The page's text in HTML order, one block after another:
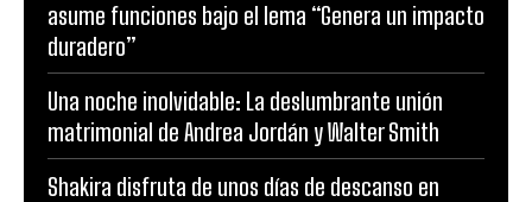
asume funciones bajo el lema “Genera un impacto
duradero”
Una noche inolvidable: La deslumbrante unión
matrimonial de Andrea Jordán y Walter Smith
Shakira disfruta de unos días de descanso en